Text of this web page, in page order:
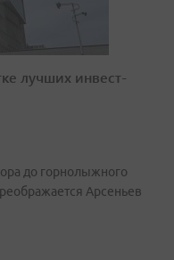
лучших инвест-
до горнолыжного
Арсеньев